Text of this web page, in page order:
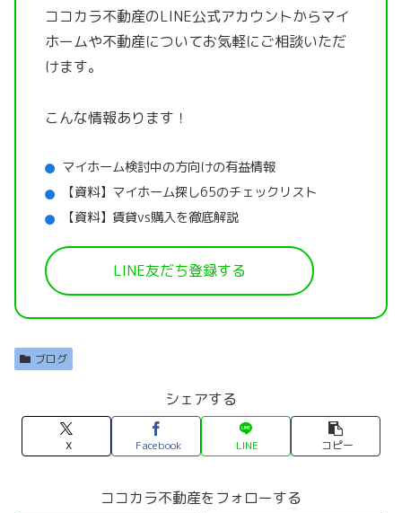
ココカラ不動産のLINE公式アカウントからマイ
ホームや不動産についてお気軽にご相談いただ
けます。
こんな情報あります！
マイホーム検討中の方向けの有益情報
【資料】マイホーム探し65のチェックリスト
【資料】賃貸vs購入を徹底解説
LINE友だち登録する
ブログ
シェアする
X Facebook LINE コピー
ココカラ不動産をフォローする